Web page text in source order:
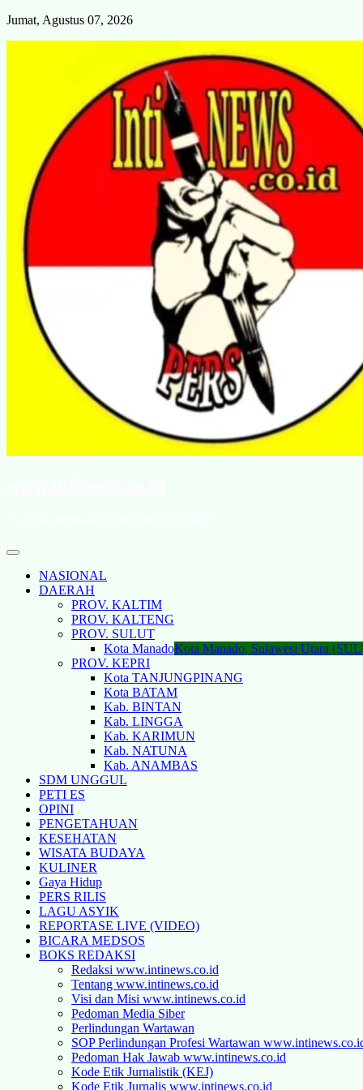
Skip
Jumat, Agustus 07, 2026
NASIONAL
DAERAH
PROV. KALTIM
PROV. KALTENG
PROV. SULUT
Kota ManadoKota Manado, Sulawesi Utara
PROV. KEPRI
Kota TANJUNGPINANG
Kota BATAM
Kab. BINTAN
Kab. LINGGA
Kab. KARIMUN
Kab. NATUNA
Kab. ANAMBAS
SDM UNGGUL
PETI ES
OPINI
PENGETAHUAN
KESEHATAN
WISATA BUDAYA
KULINER
Gaya Hidup
PERS RILIS
LAGU ASYIK
REPORTASE LIVE (VIDEO)
BICARA MEDSOS
BOKS REDAKSI
Redaksi www.intinews.co.id
Tentang www.intinews.co.id
Visi dan Misi www.intinews.co.id
Pedoman Media Siber
Perlindungan Wartawan
SOP Perlindungan Profesi Wartawan
Pedoman Hak Jawab www.intinews.co.id
Kode Etik Jurnalistik (KEJ)
Kode Etik Jurnalis www.intinews.co.id